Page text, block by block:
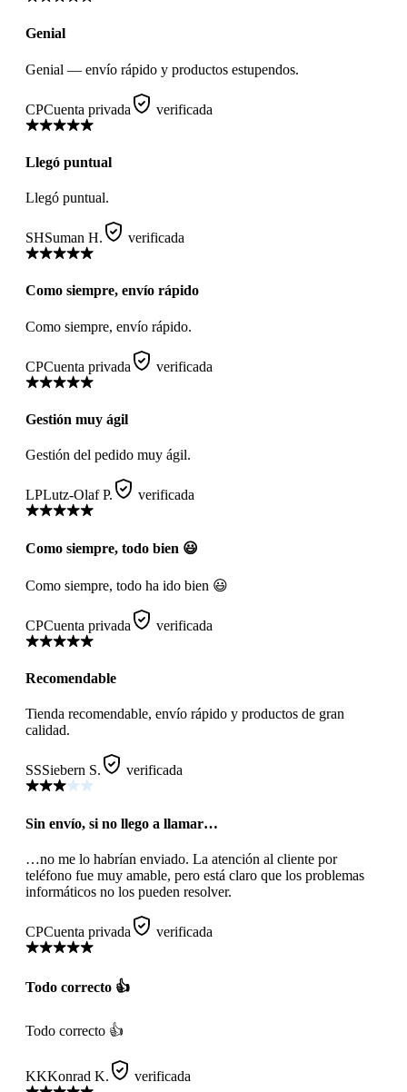
Genial
Genial — envío rápido y productos estupendos.
CPCuenta privada verificada
Llegó puntual
Llegó puntual.
SHSuman H. verificada
Como siempre, envío rápido
Como siempre, envío rápido.
CPCuenta privada verificada
Gestión muy ágil
Gestión del pedido muy ágil.
LPLutz-Olaf P. verificada
Como siempre, todo bien 😃
Como siempre, todo ha ido bien 😃
CPCuenta privada verificada
Recomendable
Tienda recomendable, envío rápido y productos de gran
calidad.
SSSiebern S. verificada
Sin envío, si no llego a llamar…
…no me lo habrían enviado. La atención al cliente por
teléfono fue muy amable, pero está claro que los problemas
informáticos no los pueden resolver.
CPCuenta privada verificada
Todo correcto 👍
Todo correcto 👍
KKKonrad K. verificada